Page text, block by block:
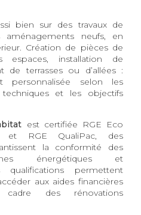
bien sur des travaux de
neufs, en
Création de pièces de
espaces, installation de
de terrasses ou d’allées :
personnalisée selon les
et les objectifs
est certifiée RGE Eco
et RGE QualiPac, des
la conformité des
énergétiques et
qualifications permettent
aux aides financières
des rénovations